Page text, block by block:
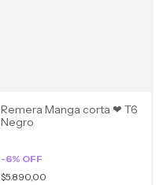
Remera Manga corta ❤ T6
Negro
-6% OFF
$5.890,00